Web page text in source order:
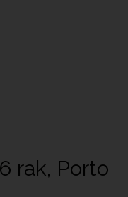
rak, Porto